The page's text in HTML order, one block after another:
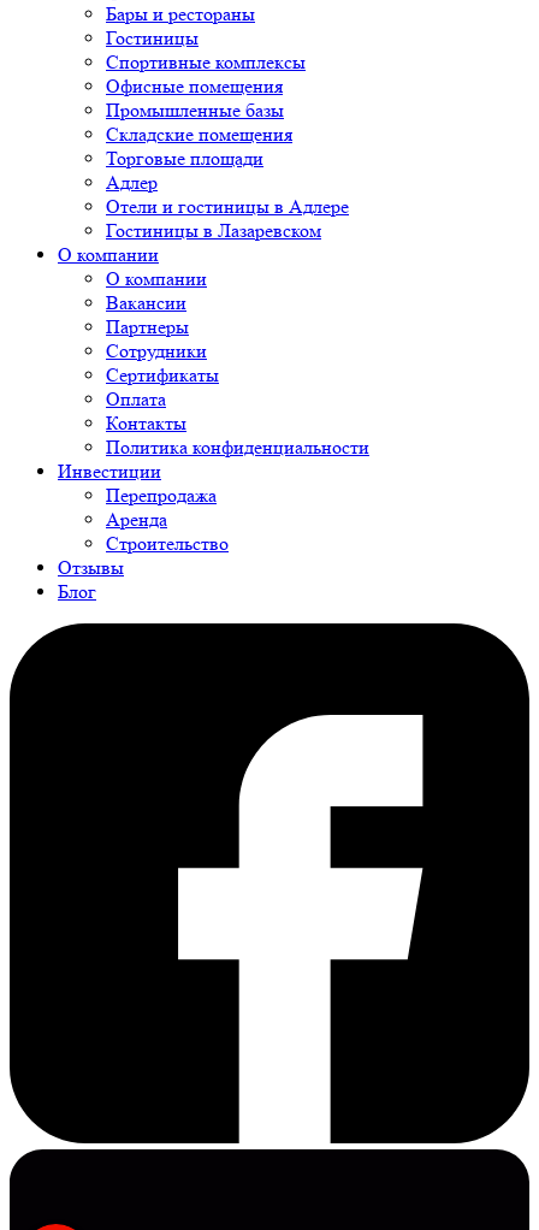
Бары и рестораны
Гостиницы
Спортивные комплексы
Офисные помещения
Промышленные базы
Складские помещения
Торговые площади
Адлер
Отели и гостиницы в Адлере
Гостиницы в Лазаревском
О компании
О компании
Вакансии
Партнеры
Сотрудники
Сертификаты
Оплата
Контакты
Политика конфиденциальности
Инвестиции
Перепродажа
Аренда
Строительство
Отзывы
Блог